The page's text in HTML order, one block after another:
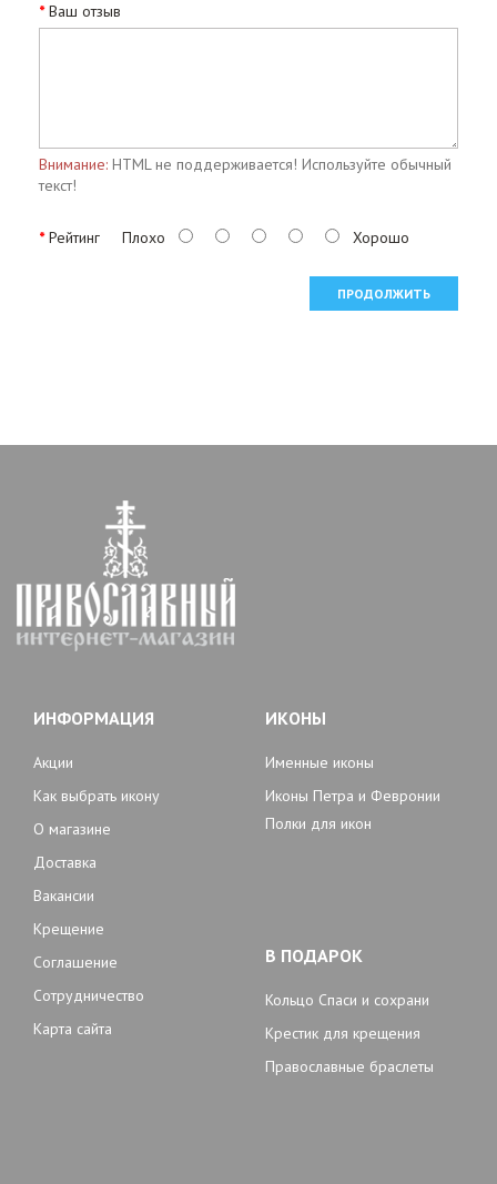
Ваш отзыв
Внимание: HTML не поддерживается! Используйте обычный
текст!
Рейтинг Плохо Хорошо
ПРОДОЛЖИТЬ
ИНФОРМАЦИЯ
Акции
Как выбрать икону
О магазине
Доставка
Вакансии
Крещение
Соглашение
Сотрудничество
Карта сайта
ИКОНЫ
Именные иконы
Иконы Петра и Февронии
Полки для икон
В ПОДАРОК
Кольцо Спаси и сохрани
Крестик для крещения
Православные браслеты